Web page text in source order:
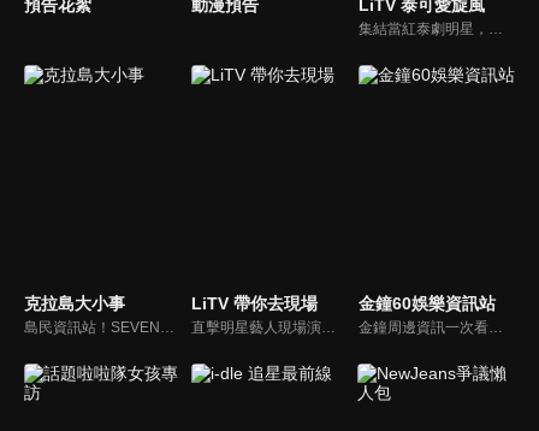
預告花絮 動漫預告 LiTV 泰可愛旋風
集結當紅泰劇明星，獨家揭露他們的幕後小秘密
克拉島大小事
島民資訊站！SEVENTEEN近期資訊報你知
LiTV 帶你去現場
直擊明星藝人現場演出，體驗當下火熱氣氛
金鐘60娛樂資訊站
金鐘周邊資訊一次看，一起預測金鐘得主！